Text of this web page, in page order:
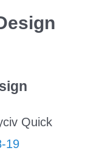
Quick
19